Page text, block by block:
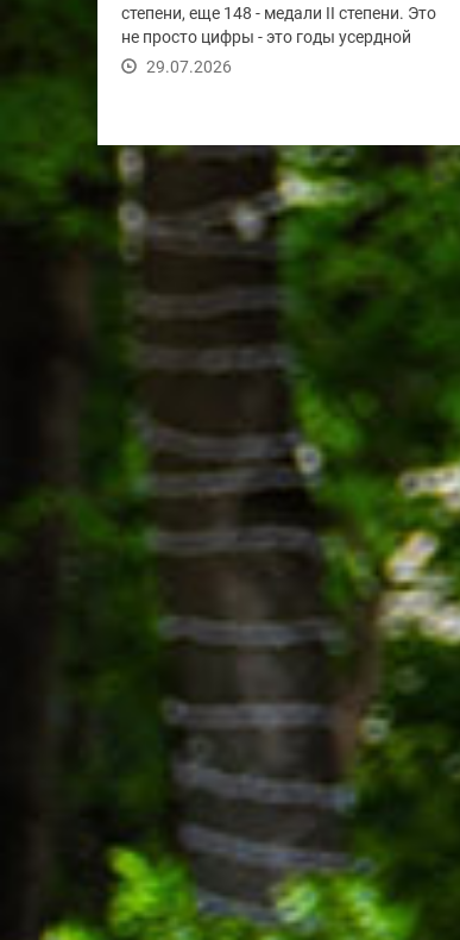
степени, еще 148 - медали II степени. Это
не просто цифры - это годы усердной
работы,...
29.07.2026